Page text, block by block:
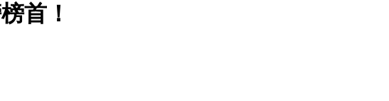
首！